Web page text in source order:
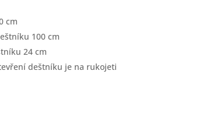
cm
100 cm
24 cm
deštníku je na rukojeti